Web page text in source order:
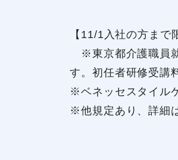
【11/1入社の方まで
※東京都介護職員就
す。初任者研修受講
※ベネッセスタイル
※他規定あり、詳細